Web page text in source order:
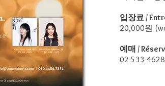
입장료 /
20,000원
예매 /
02-533-